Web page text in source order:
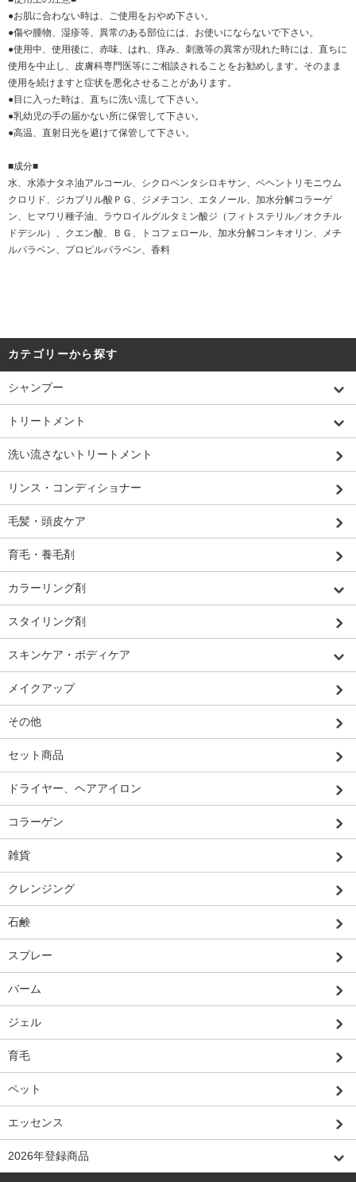
●お肌に合わない時は、ご使用をおやめ下さい。
●傷や腫物、湿疹等、異常のある部位には、お使いにならないで下さい。
●使用中、使用後に、赤味、はれ、痒み、刺激等の異常が現れた時には、直ちに
使用を中止し、皮膚科専門医等にご相談されることをお勧めします。そのまま
使用を続けますと症状を悪化させることがあります。
●目に入った時は、直ちに洗い流して下さい。
●乳幼児の手の届かない所に保管して下さい。
●高温、直射日光を避けて保管して下さい。
■成分■
水、水添ナタネ油アルコール、シクロペンタシロキサン、ベヘントリモニウム
クロリド、ジカプリル酸ＰＧ、ジメチコン、エタノール、加水分解コラーゲ
ン、ヒマワリ種子油、ラウロイルグルタミン酸ジ（フィトステリル／オクチル
ドデシル）、クエン酸、ＢＧ、トコフェロール、加水分解コンキオリン、メチ
ルパラベン、プロピルパラベン、香料
カテゴリーから探す
シャンプー
トリートメント
洗い流さないトリートメント
リンス・コンディショナー
毛髪・頭皮ケア
育毛・養毛剤
カラーリング剤
スタイリング剤
スキンケア・ボディケア
メイクアップ
その他
セット商品
ドライヤー、ヘアアイロン
コラーゲン
雑貨
クレンジング
石鹸
スプレー
バーム
ジェル
育毛
ペット
エッセンス
2026年登録商品